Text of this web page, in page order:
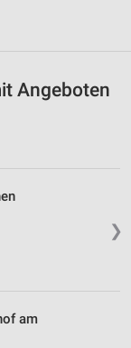
Angeboten
❯
am